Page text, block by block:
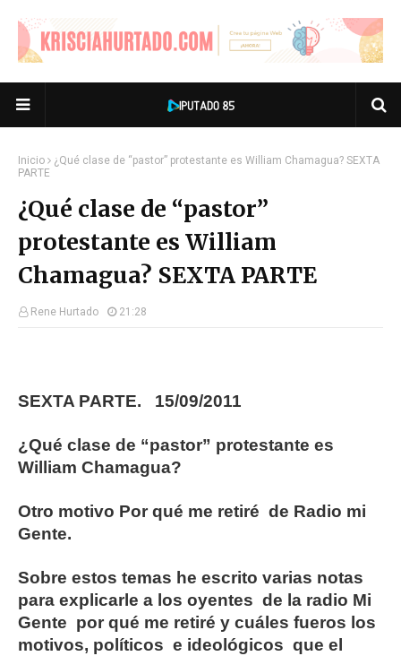
Inicio
¿Qué clase de “pastor” protestante es William Chamagua? SEXTA
PARTE
¿Qué clase de “pastor”
protestante es William
Chamagua? SEXTA PARTE
Rene Hurtado 21:28
SEXTA PARTE. 15/09/2011
¿Qué clase de “pastor” protestante es
William Chamagua?
Otro motivo Por qué me retiré de Radio mi
Gente.
Sobre estos temas he escrito varias notas
para explicarle a los oyentes de la radio Mi
Gente por qué me retiré y cuáles fueros los
motivos, políticos e ideológicos que el